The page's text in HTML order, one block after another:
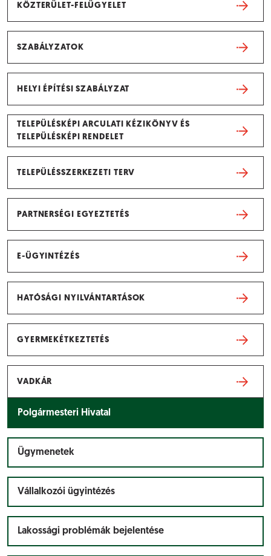
KÖZTERÜLET-FELÜGYELET
SZABÁLYZATOK
HELYI ÉPÍTÉSI SZABÁLYZAT
TELEPÜLÉSKÉPI ARCULATI KÉZIKÖNYV ÉS
TELEPÜLÉSKÉPI RENDELET
TELEPÜLÉSSZERKEZETI TERV
PARTNERSÉGI EGYEZTETÉS
E-ÜGYINTÉZÉS
HATÓSÁGI NYILVÁNTARTÁSOK
GYERMEKÉTKEZTETÉS
VADKÁR
Polgármesteri Hivatal
Ügymenetek
Vállalkozói ügyintézés
Lakossági problémák bejelentése